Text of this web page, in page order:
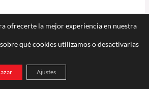
ofrecerte la mejor experiencia en nuestra
qué cookies utilizamos o desactivarlas
Ajustes